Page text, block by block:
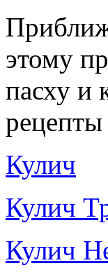
этому
пасху и
Кулич
Кулич
Кулич